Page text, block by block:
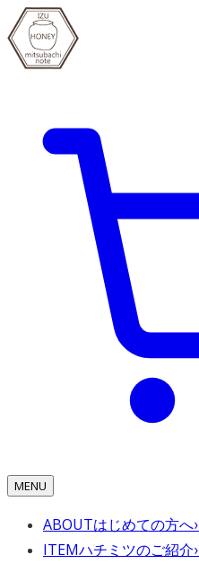
MENU
ABOUTはじめての方へ›
ITEMハチミツのご紹介›